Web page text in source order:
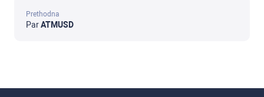
Prethodna
ParATMUSD